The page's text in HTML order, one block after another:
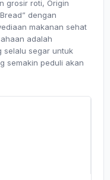
grosir roti, Origin
dengan
makanan sehat
adalah
selalu segar untuk
semakin peduli akan